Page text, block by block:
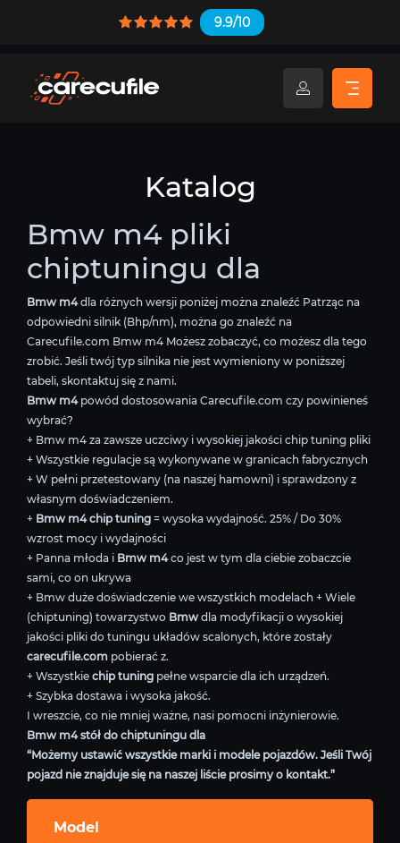
9.9/10
Katalog
Bmw m4 pliki
chiptuningu dla
Bmw m4dla różnych wersji poniżej można znaleźć Patrząc na
odpowiedni silnik (Bhp/nm), można go znaleźć na
Carecufile.com Bmw m4 Możesz zobaczyć, co możesz dla tego
zrobić. Jeśli twój typ silnika nie jest wymieniony w poniższej
tabeli, skontaktuj się z nami.
Bmw m4powód dostosowania Carecufile.com czy powinieneś
wybrać?
+ Bmw m4 za zawsze uczciwy i wysokiej jakości chip tuning pliki
+ Wszystkie regulacje są wykonywane w granicach fabrycznych
+ W pełni przetestowany (na naszej hamowni) i sprawdzony z
własnym doświadczeniem.
+ Bmw m4 chip tuning = wysoka wydajność. 25% / Do 30%
wzrost mocy i wydajności
+ Panna młoda i Bmw m4co jest w tym dla ciebie zobaczcie
sami, co on ukrywa
+ Bmw duże doświadczenie we wszystkich modelach + Wiele
(chiptuning) towarzystwo Bmwdla modyfikacji o wysokiej
jakości pliki do tuningu układów scalonych, które zostały
carecufile.com pobierać z.
+ Wszystkie chip tuning pełne wsparcie dla ich urządzeń.
+ Szybka dostawa i wysoka jakość.
I wreszcie, co nie mniej ważne, nasi pomocni inżynierowie.
Bmw m4 stół do chiptuningu dla
“Możemy ustawić wszystkie marki i modele pojazdów. Jeśli Twój
pojazd nie znajduje się na naszej liście prosimy o kontakt.”
Model